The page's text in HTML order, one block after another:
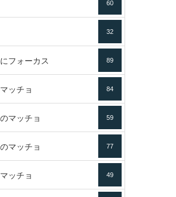
60
32
フォーカス 89
ッチョ 84
マッチョ 59
マッチョ 77
ッチョ 49